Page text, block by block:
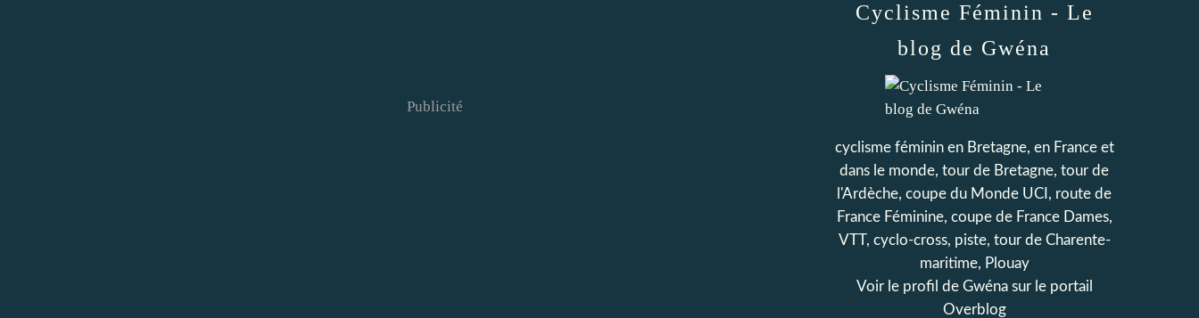
Publicité
Cyclisme Féminin - Le
blog de Gwéna
cyclisme féminin en Bretagne, en France et
dans le monde, tour de Bretagne, tour de
l'Ardèche, coupe du Monde UCI, route de
France Féminine, coupe de France Dames,
VTT, cyclo-cross, piste, tour de Charente-
maritime, Plouay
Voir le profil de Gwénasur le portail
Overblog